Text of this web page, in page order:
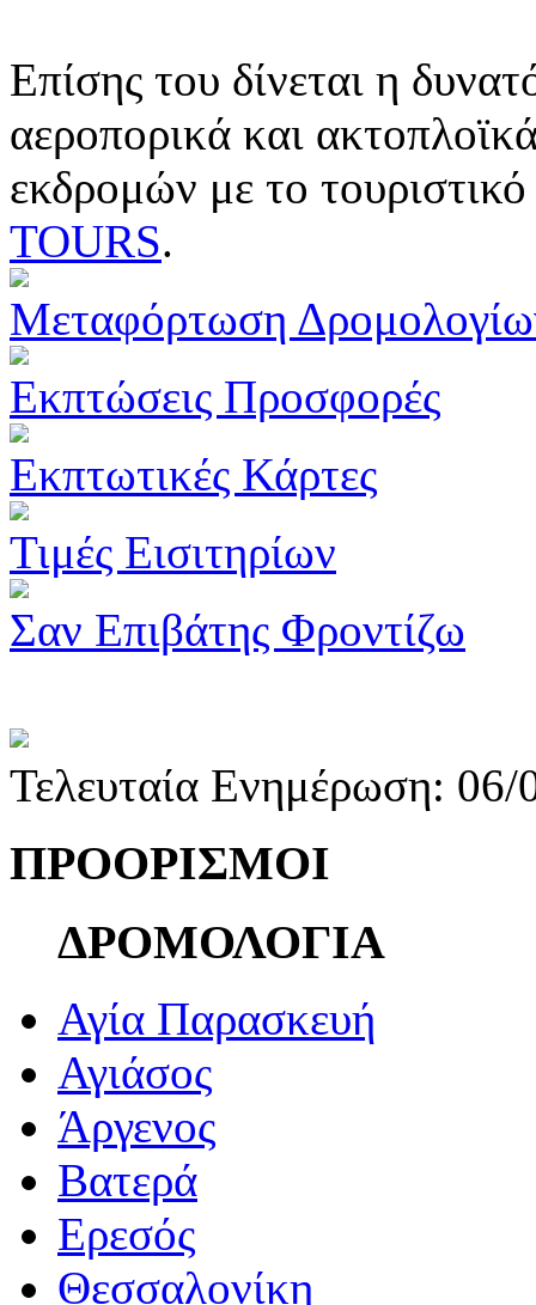
Επίσης του δίνεται η
αεροπορικά και
εκδρομών με το
TOURS.
Μεταφόρτωση
Εκπτώσεις Προσφορές
Εκπτωτικές Κάρτες
Τιμές Εισιτηρίων
Σαν Επιβάτης Φροντίζω
Τελευταία Ενημέρωση:
ΠΡΟΟΡΙΣΜΟΙ
ΔΡΟΜΟΛΟΓΙΑ
Αγία Παρασκευή
Αγιάσος
Άργενος
Βατερά
Ερεσός
Θεσσαλονίκη